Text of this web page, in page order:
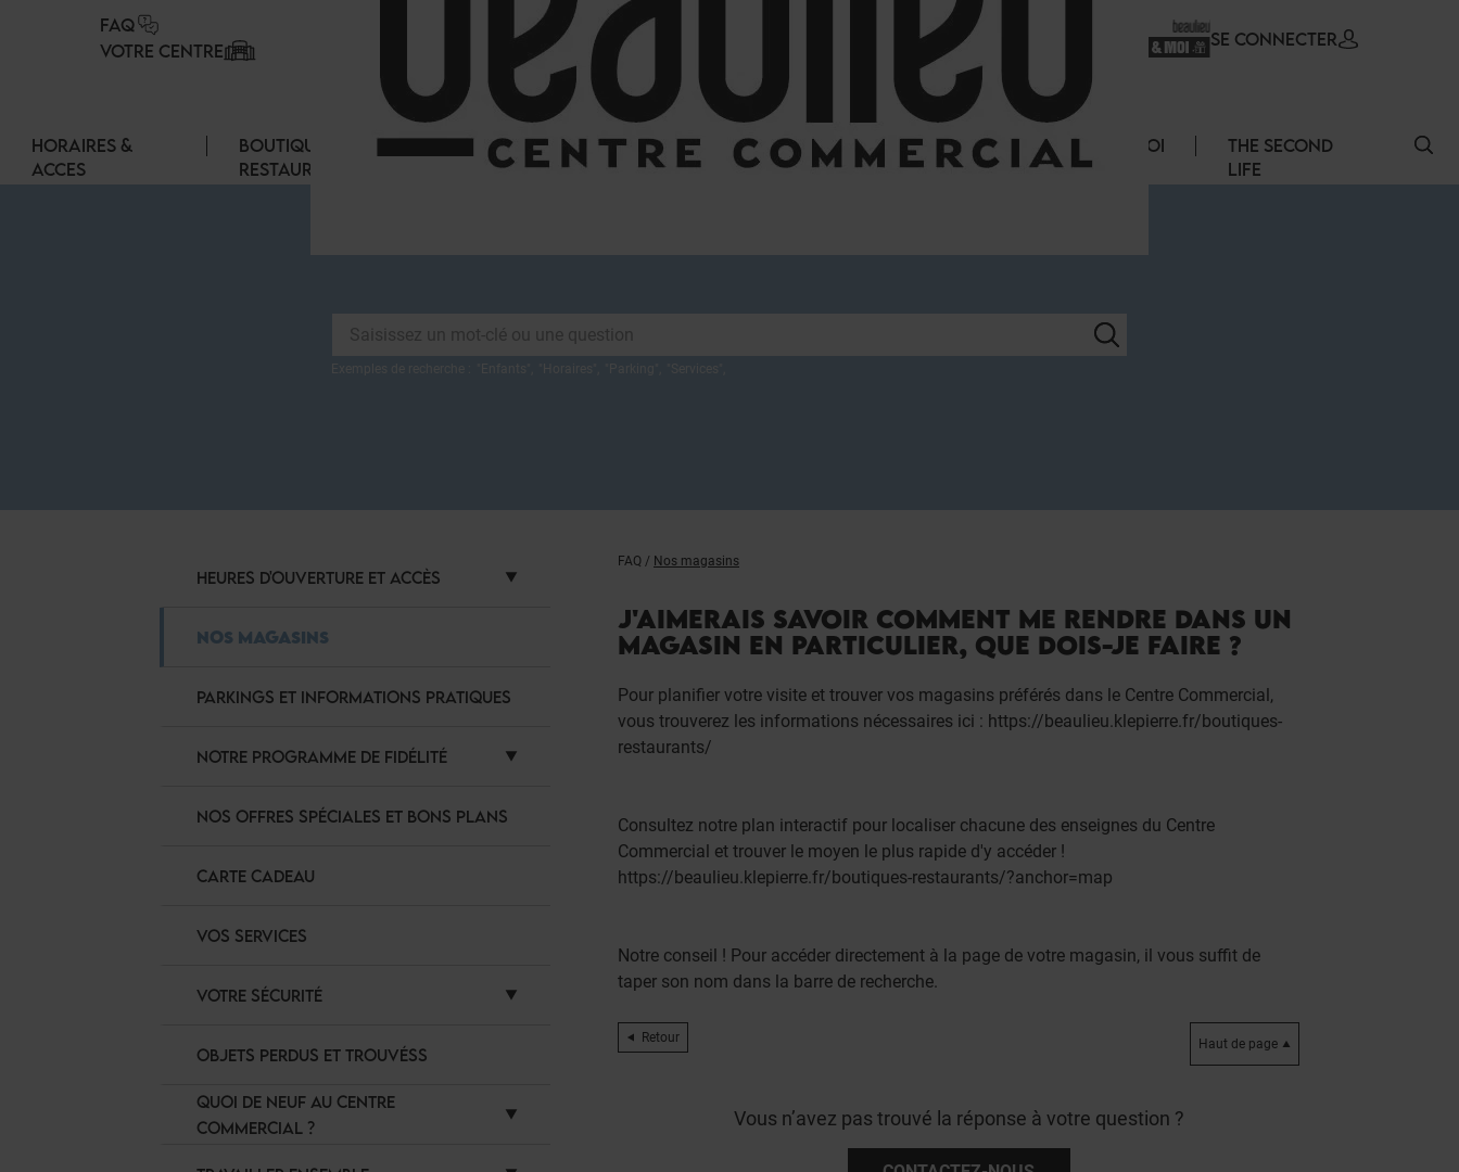
FAQ
VOTRE CENTRE
SE CONNECTER
HORAIRES &
ACCES
BOUTIQUES &
RESTAURANTS
BONS
PLANS
ÉVÉNEMENTS ET
ACTUALITÉS
SERVICES EMPLOI
THE SECOND
LIFE
HEURES D'OUVERTURE ET ACCÈS
NOS MAGASINS
PARKINGS ET INFORMATIONS PRATIQUES
NOTRE PROGRAMME DE FIDÉLITÉ
NOS OFFRES SPÉCIALES ET BONS PLANS
CARTE CADEAU
VOS SERVICES
VOTRE SÉCURITÉ
OBJETS PERDUS ET TROUVÉSS
QUOI DE NEUF AU CENTRE
COMMERCIAL ?
FAQ / Nos magasins
J'AIMERAIS SAVOIR COMMENT ME RENDRE DANS UN
MAGASIN EN PARTICULIER, QUE DOIS-JE FAIRE ?
Pour planifier votre visite et trouver vos magasins préférés dans le Centre Commercial,
vous trouverez les informations nécessaires ici : https://beaulieu.klepierre.fr/boutiques-
restaurants/
Consultez notre plan interactif pour localiser chacune des enseignes du Centre
Commercial et trouver le moyen le plus rapide d'y accéder !
https://beaulieu.klepierre.fr/boutiques-restaurants/?anchor=map
Notre conseil ! Pour accéder directement à la page de votre magasin, il vous suffit de
taper son nom dans la barre de recherche.
Retour Haut de page
Vous n’avez pas trouvé la réponse à votre question ?
Panneau de gestion des cookies